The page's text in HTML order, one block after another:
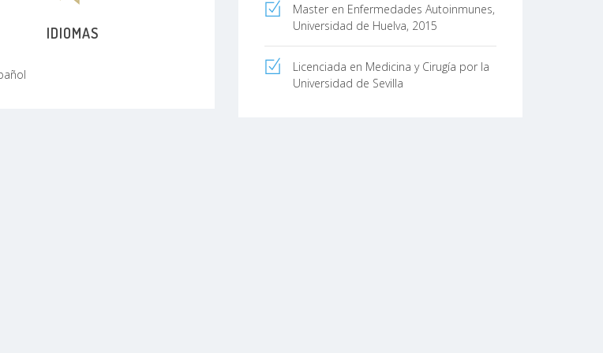
Master en Enfermedades Autoinmunes,
Universidad de Huelva, 2015
Licenciada en Medicina y Cirugía por la
Universidad de Sevilla
IDIOMAS